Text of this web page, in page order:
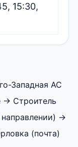
15:30,
Западная АС
→ Строитель
→
(почта)